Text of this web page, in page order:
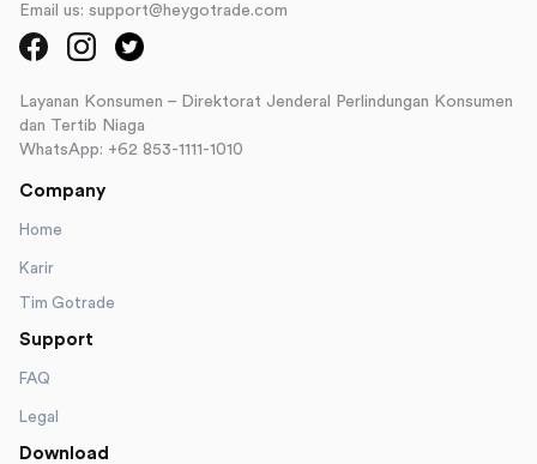
Email us: support@heygotrade.com
Layanan Konsumen – Direktorat Jenderal Perlindungan Konsumen
dan Tertib Niaga
WhatsApp: +62 853-1111-1010
Company
Home
Karir
Tim Gotrade
Support
FAQ
Legal
Download